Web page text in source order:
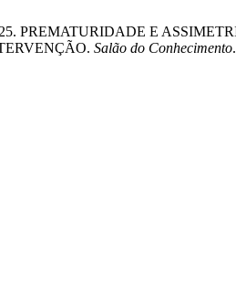
PREMATURIDADE E
Salão do Conhecimento